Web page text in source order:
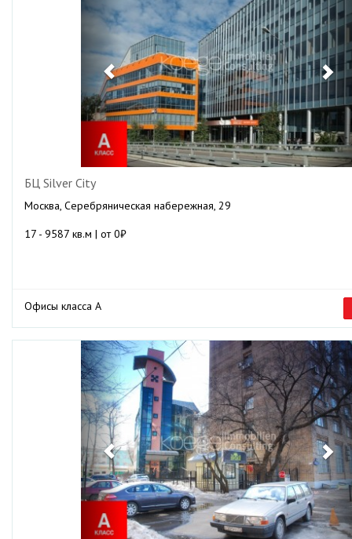
БЦ Silver City
Москва, Серебряническая набережная, 29
17 - 9587 кв.м | от 0₽
Офисы класса А
Previous